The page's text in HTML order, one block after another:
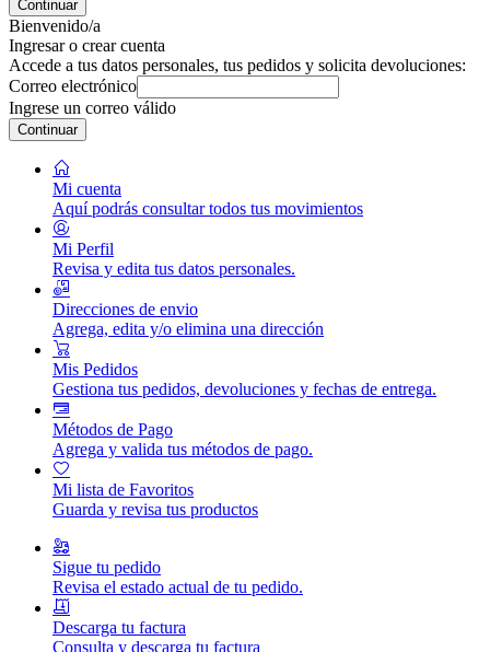
Continuar
Bienvenido/a
Ingresar o crear cuenta
Accede a tus datos personales, tus pedidos y solicita devoluciones:
Correo electrónico
Ingrese un correo válido
Continuar
Mi cuenta
Aquí podrás consultar todos tus movimientos
Mi Perfil
Revisa y edita tus datos personales.
Direcciones de envio
Agrega, edita y/o elimina una dirección
Mis Pedidos
Gestiona tus pedidos, devoluciones y fechas de entrega.
Métodos de Pago
Agrega y valida tus métodos de pago.
Mi lista de Favoritos
Guarda y revisa tus productos
Sigue tu pedido
Revisa el estado actual de tu pedido.
Descarga tu factura
Consulta y descarga tu factura